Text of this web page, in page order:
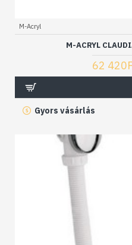
M-Acryl
M-ACRYL
62
Gyors vásárlás